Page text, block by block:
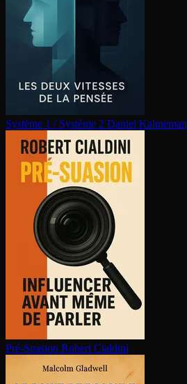
Système 1 / Système 2 Daniel Kahneman
Pré-Suasion Robert Cialdini